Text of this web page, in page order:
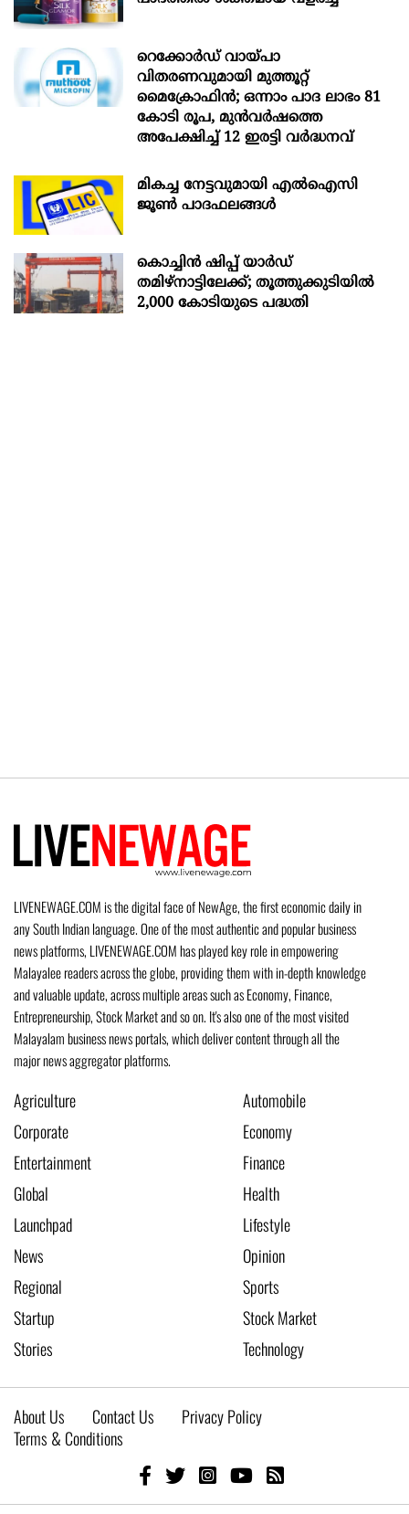
റെക്കോർഡ് വായ്പാ
വിതരണവുമായി മുത്തൂറ്റ്
മൈക്രോഫിൻ; ഒന്നാം പാദ ലാഭം 81
കോടി രൂപ, മുൻവർഷത്തെ
അപേക്ഷിച്ച് 12 ഇരട്ടി വർദ്ധനവ്
മികച്ച നേട്ടവുമായി എൽഐസി
ജൂൺ പാദഫലങ്ങൾ
കൊച്ചിന്‍ ഷിപ്പ് യാർഡ്
തമിഴ്നാട്ടിലേക്ക്; തൂത്തുക്കുടിയിൽ
2,000 കോടിയുടെ പദ്ധതി
LIVENEWAGE.COM is the digital face of NewAge, the first economic daily in
any South Indian language. One of the most authentic and popular business
news platforms, LIVENEWAGE.COM has played key role in empowering
Malayalee readers across the globe, providing them with in-depth knowledge
and valuable update, across multiple areas such as Economy, Finance,
Entrepreneurship, Stock Market and so on. It's also one of the most visited
Malayalam business news portals, which deliver content through all the
major news aggregator platforms.
Agriculture
Automobile
Corporate
Economy
Entertainment
Finance
Global
Health
Launchpad
Lifestyle
News
Opinion
Regional
Sports
Startup
Stock Market
Stories
Technology
About Us Contact Us
Privacy Policy
Terms & Conditions